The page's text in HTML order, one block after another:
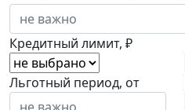
Кредитный лимит, ₽
Льготный период, от